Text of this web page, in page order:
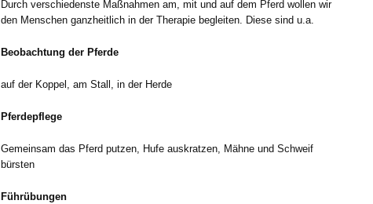
Durch verschiedenste Maßnahmen am, mit und auf dem Pferd wollen wir
den Menschen ganzheitlich in der Therapie begleiten. Diese sind u.a.
Beobachtung der Pferde
auf der Koppel, am Stall, in der Herde
Pferdepflege
Gemeinsam das Pferd putzen, Hufe auskratzen, Mähne und Schweif
bürsten
Führübungen